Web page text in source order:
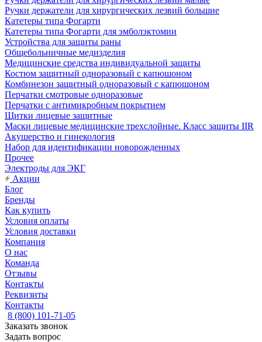
Ручки держатели для хирургических лезвий большие
Катетеры типа Фогарти
Катетеры типа Фогарти для эмболэктомии
Устройства для защиты раны
Общебольничные медизделия
Медицинские средства индивидуальной защиты
Костюм защитный одноразовый с капюшоном
Комбинезон защитный одноразовый с капюшоном
Перчатки смотровые одноразовые
Перчатки с антимикробным покрытием
Щитки лицевые защитные
Маски лицевые медицинские трехслойные. Класс защиты IIR
Акушерство и гинекология
Набор для идентификации новорожденных
Прочее
Электроды для ЭКГ
Акции
Блог
Бренды
Как купить
Условия оплаты
Условия доставки
Компания
О нас
Команда
Отзывы
Контакты
Реквизиты
Контакты
8 (800) 101-71-05
Заказать звонок
Задать вопрос